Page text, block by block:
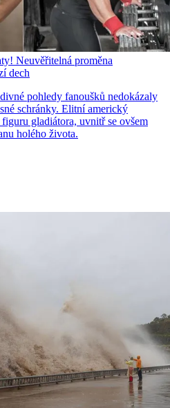
Neuvěřitelná proměna
dech
pohledy fanoušků nedokázaly
schránky. Elitní americký
gladiátora, uvnitř se ovšem
holého života.